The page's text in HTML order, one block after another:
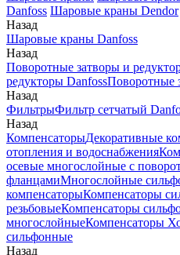
Danfoss Шаровые краны Dendor
Назад
Шаровые краны Danfoss
Назад
Поворотные затворы и
редукторы DanfossПоворотные
Назад
ФильтрыФильтр сетчатый
Назад
КомпенсаторыДекоративные
отопления и водоснабжения
осевые многослойные с
фланцамиМногослойные
компенсаторыКомпенсаторы
резьбовыеКомпенсаторы
многослойныеКомпенсаторы
сильфонные
Назад